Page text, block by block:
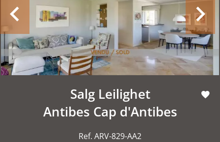
Salg Leilighet
Antibes Cap d'Antibes
Ref. ARV-829-AA2